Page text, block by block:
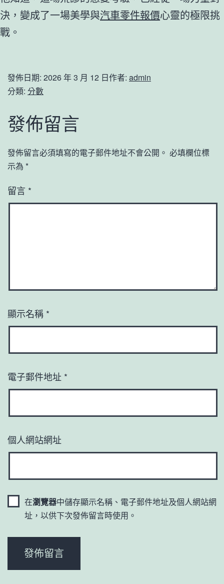
決，變成了一場美學與汽車零件報價心靈的極限挑
戰。
發佈日期: 2026 年 3 月 12 日作者: admin
分類: 分數
發佈留言
發佈留言必須填寫的電子郵件地址不會公開。 必填欄位標
示為 *
留言 *
顯示名稱 *
電子郵件地址 *
個人網站網址
在瀏覽器中儲存顯示名稱、電子郵件地址及個人網站網
址，以供下次發佈留言時使用。